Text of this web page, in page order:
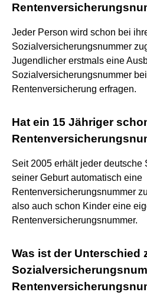
Jeder Person wird schon bei
Sozialversicherungsnummer
Jugendlicher erstmals eine
Sozialversicherungsnummer
Rentenversicherung erfragen.
Hat ein 15 Jähriger
Seit 2005 erhält jeder deutsche
seiner Geburt automatisch eine
Rentenversicherungsnummer
also auch schon Kinder eine
Rentenversicherungsnummer.
Was ist der Unterschied